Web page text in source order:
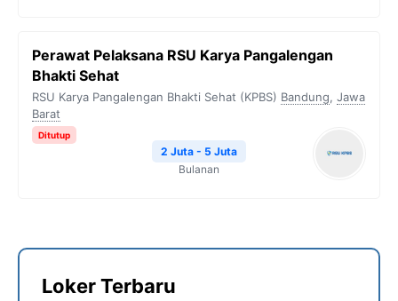
Perawat Pelaksana RSU Karya Pangalengan
Bhakti Sehat
RSU Karya Pangalengan Bhakti Sehat (KPBS) Bandung, Jawa
Barat
Ditutup
2 Juta - 5 Juta
Bulanan
Loker Terbaru